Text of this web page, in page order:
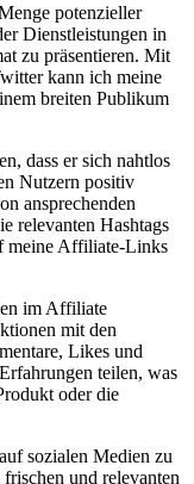
potenzieller
Dienstleistungen in
zu präsentieren. Mit
kann ich meine
breiten Publikum
dass er sich nahtlos
Nutzern positiv
ansprechenden
relevanten Hashtags
meine Affiliate-Links
im Affiliate
mit den
Likes und
teilen, was
oder die
sozialen Medien zu
und relevanten